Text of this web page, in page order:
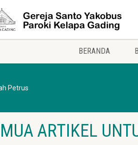
BERANDA
Petrus
ARTIKEL